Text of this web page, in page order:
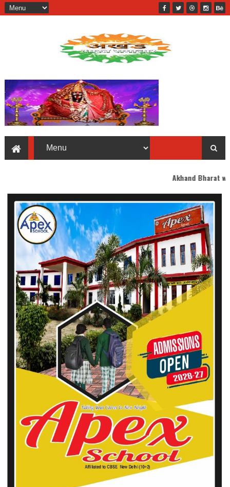
Akhand Bharat welcomes you